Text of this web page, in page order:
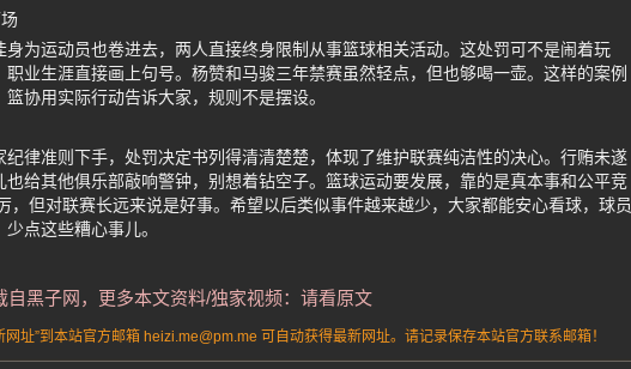
为运动员也卷进去，两人直接终身限制从事篮球相关活动。这处罚可不是闹着玩
业生涯直接画上句号。杨赞和马骏三年禁赛虽然轻点，但也够喝一壶。这样的案例
协用实际行动告诉大家，规则不是摆设。
律准则下手，处罚决定书列得清清楚楚，体现了维护联赛纯洁性的决心。行贿未遂
给其他俱乐部敲响警钟，别想着钻空子。篮球运动要发展，靠的是真本事和公平竞
，但对联赛长远来说是好事。希望以后类似事件越来越少，大家都能安心看球，球员
点这些糟心事儿。
自黑子网，更多本文资料/独家视频：请看原文
址”到本站官方邮箱 heizi.me@pm.me 可自动获得最新网址。请记录保存本站官方联系邮箱！